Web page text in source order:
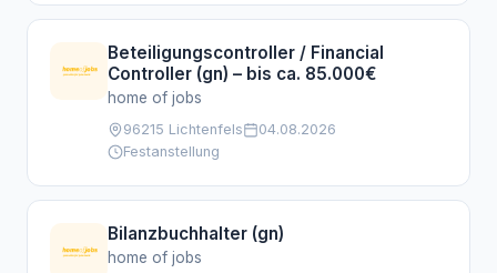
Beteiligungscontroller / Financial
Controller (gn) – bis ca. 85.000€
home of jobs
96215 Lichtenfels
04.08.2026
Festanstellung
Bilanzbuchhalter (gn)
home of jobs